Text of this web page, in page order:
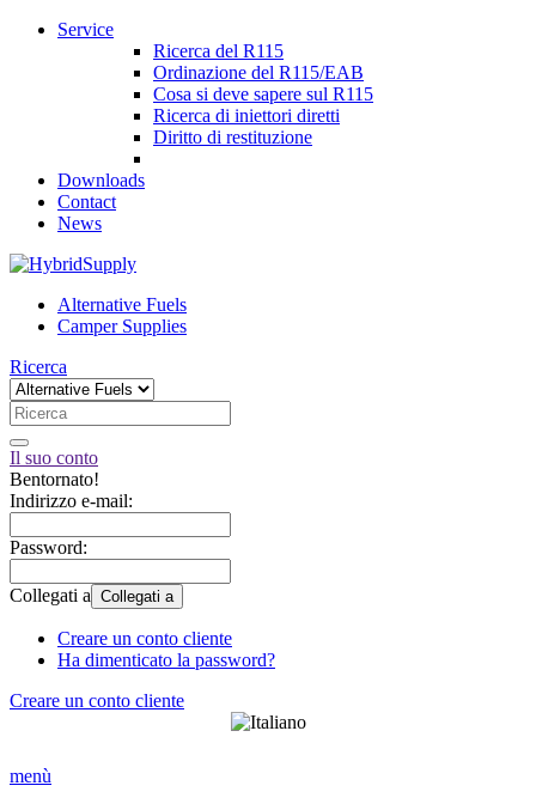
Service
Ricerca del R115
Ordinazione del R115/EAB
Cosa si deve sapere sul R115
Ricerca di iniettori diretti
Diritto di restituzione
Downloads
Contact
News
Alternative Fuels
Camper Supplies
Ricerca
Il suo conto
Bentornato!
Indirizzo e-mail:
Password:
Collegati a Collegati a
Creare un conto cliente
Ha dimenticato la password?
Creare un conto cliente
menù